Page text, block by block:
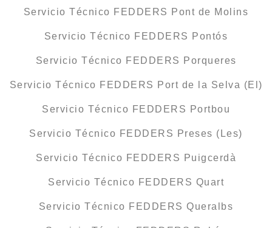
Servicio Técnico FEDDERS Pont de Molins
Servicio Técnico FEDDERS Pontós
Servicio Técnico FEDDERS Porqueres
Servicio Técnico FEDDERS Port de la Selva (El)
Servicio Técnico FEDDERS Portbou
Servicio Técnico FEDDERS Preses (Les)
Servicio Técnico FEDDERS Puigcerdà
Servicio Técnico FEDDERS Quart
Servicio Técnico FEDDERS Queralbs